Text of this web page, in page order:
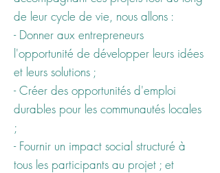
de leur cycle de vie, nous allons :
- Donner aux entrepreneurs
l'opportunité de développer leurs idées
et leurs solutions ;
- Créer des opportunités d'emploi
durables pour les communautés locales
;
- Fournir un impact social structuré à
tous les participants au projet ; et